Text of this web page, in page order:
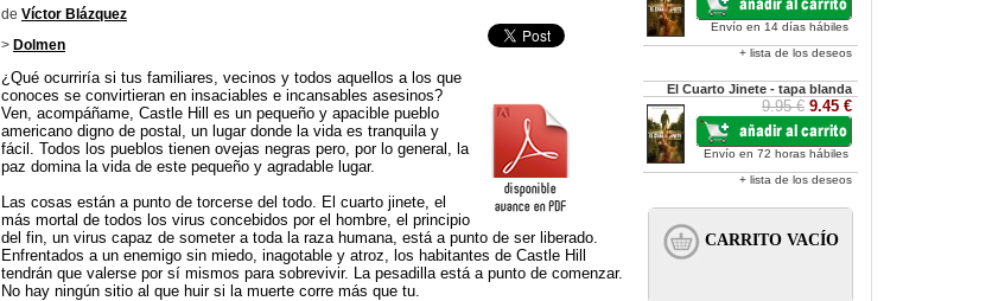
de Víctor Blázquez
> Dolmen
¿Qué ocurriría si tus familiares, vecinos y todos aquellos a los que
conoces se convirtieran en insaciables e incansables asesinos?
Ven, acompáñame, Castle Hill es un pequeño y apacible pueblo
americano digno de postal, un lugar donde la vida es tranquila y
fácil. Todos los pueblos tienen ovejas negras pero, por lo general, la
paz domina la vida de este pequeño y agradable lugar.
Las cosas están a punto de torcerse del todo. El cuarto jinete, el
más mortal de todos los virus concebidos por el hombre, el principio
del fin, un virus capaz de someter a toda la raza humana, está a punto de ser liberado.
Enfrentados a un enemigo sin miedo, inagotable y atroz, los habitantes de Castle Hill
tendrán que valerse por sí mismos para sobrevivir. La pesadilla está a punto de comenzar.
No hay ningún sitio al que huir si la muerte corre más que tu.
Envío en 14 días hábiles
+ lista de los deseos
El Cuarto Jinete - tapa blanda
9.95 € 9.45 €
Envío en 72 horas hábiles
+ lista de los deseos